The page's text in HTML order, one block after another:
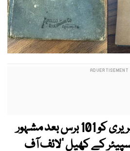
امریکا میں ایک لائبریری کو 101 برس بعد مشہور
کے کھیل ’لائف آف